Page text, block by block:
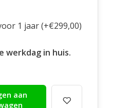
1 jaar (+€299,00)
werkdag in huis.
aan